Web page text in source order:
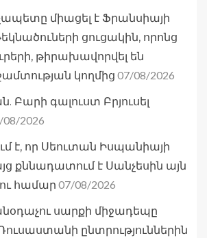
միացել է Ֆրանսիայի
ցուցակին, որոնց
թիրախավորվել են
կողմից 07/08/2026
Բարի գալուստ Բրյուսել
08/2026
է, որ Սեուտան Իսպանիայի
քննադատում է Սանչեսին այն
համար 07/08/2026
սարքի միջադեպը
ընտրություններին